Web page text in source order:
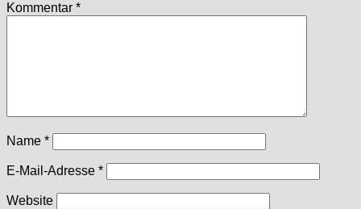
Kommentar *
Name *
E-Mail-Adresse *
Website